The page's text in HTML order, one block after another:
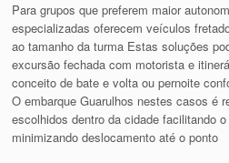
Para grupos que preferem maior
especializadas oferecem veículos
ao tamanho da turma Estas soluções
excursão fechada com motorista e
conceito de bate e volta ou pernoite
O embarque Guarulhos nestes casos é
escolhidos dentro da cidade facilitando
minimizando deslocamento até o ponto